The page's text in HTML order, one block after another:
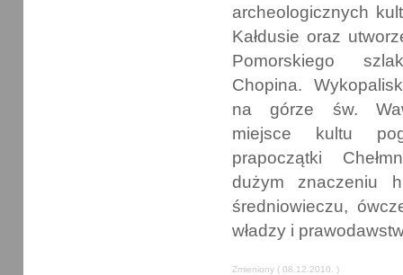
archeologicznych
Kałdusie oraz
Pomorskiego
Chopina.
na górze św.
miejsce kultu
prapoczątki
dużym znaczeniu
średniowieczu,
władzy i
Zmieniony ( 08.12.2010. )